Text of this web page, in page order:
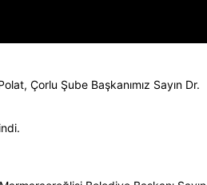
Çorlu Şube Başkanımız Sayın Dr.